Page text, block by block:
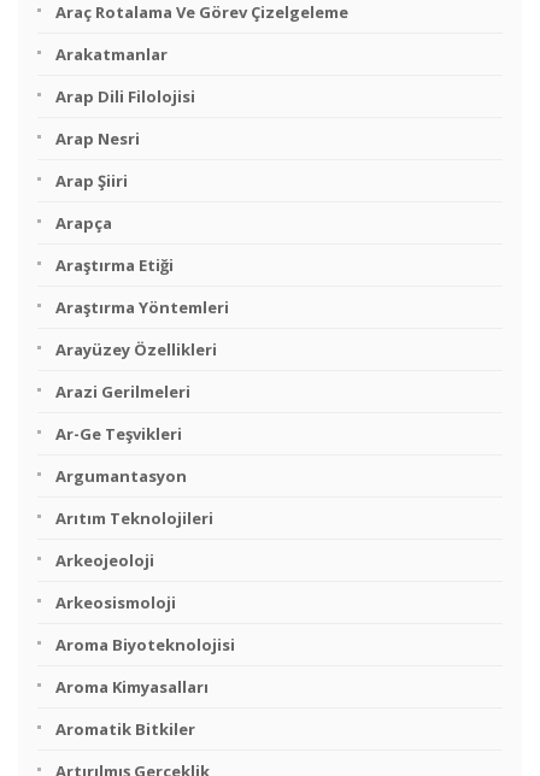
Araç Rotalama Ve Görev Çizelgeleme
Arakatmanlar
Arap Dili Filolojisi
Arap Nesri
Arap Şiiri
Arapça
Araştırma Etiği
Araştırma Yöntemleri
Arayüzey Özellikleri
Arazi Gerilmeleri
Ar-Ge Teşvikleri
Argumantasyon
Arıtım Teknolojileri
Arkeojeoloji
Arkeosismoloji
Aroma Biyoteknolojisi
Aroma Kimyasalları
Aromatik Bitkiler
Artırılmış Gerçeklik